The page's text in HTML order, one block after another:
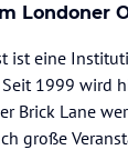
Londoner
ist eine
1999 wird
Brick Lane
große